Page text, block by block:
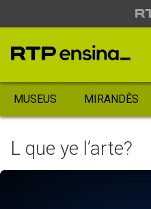
MUSEUS MIRANDÊS
L que ye l’arte?